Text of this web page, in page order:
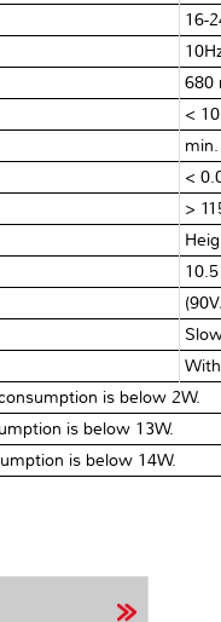
16-
680
<
min.
<
>
is below 2W.
is below 13W.
is below 14W.